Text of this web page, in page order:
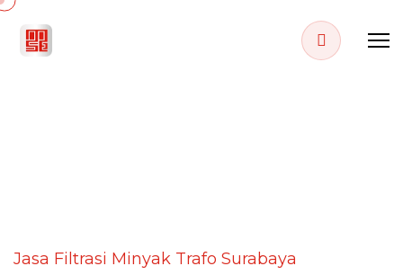
Jasa Filtrasi Minyak Trafo Surabaya